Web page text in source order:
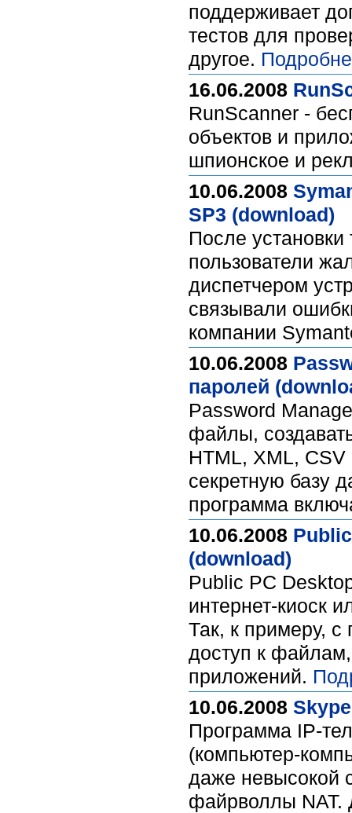
поддерживает
тестов для
другое.
16.06.2008
RunScanner -
объектов и
шпионское и
10.06.2008
SP3 (download)
После установки
пользователи
диспетчером
связывали
компании
10.06.2008
паролей
Password
файлы,
HTML, XML,
секретную базу
программа
10.06.2008
(download)
Public PC
интернет-киоск
Так, к примеру,
доступ к
приложений.
10.06.2008
Программа IP-
(компьютер-
даже невысокой
файрволлы NAT.